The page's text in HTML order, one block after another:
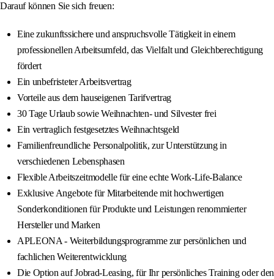
Darauf können Sie sich freuen:
Eine zukunftssichere und anspruchsvolle Tätigkeit in einem
professionellen Arbeitsumfeld, das Vielfalt und Gleichberechtigung
fördert
Ein unbefristeter Arbeitsvertrag
Vorteile aus dem hauseigenen Tarifvertrag
30 Tage Urlaub sowie Weihnachten- und Silvester frei
Ein vertraglich festgesetztes Weihnachtsgeld
Familienfreundliche Personalpolitik, zur Unterstützung in
verschiedenen Lebensphasen
Flexible Arbeitszeitmodelle für eine echte Work-Life-Balance
Exklusive Angebote für Mitarbeitende mit hochwertigen
Sonderkonditionen für Produkte und Leistungen renommierter
Hersteller und Marken
APLEONA - Weiterbildungsprogramme zur persönlichen und
fachlichen Weiterentwicklung
Die Option auf Jobrad-Leasing, für Ihr persönliches Training oder den